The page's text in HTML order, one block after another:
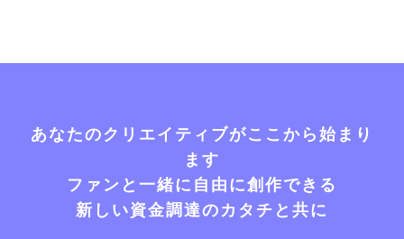
あなたのクリエイティブがここから始まり
ます
ファンと一緒に自由に創作できる
新しい資金調達のカタチと共に